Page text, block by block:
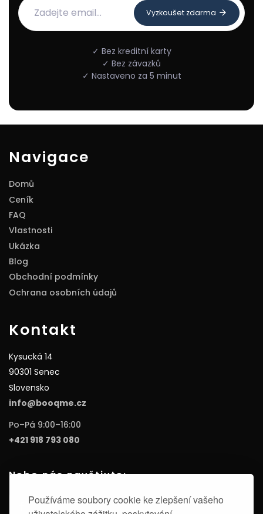
Používáme soubory cookie ke zlepšení vašeho
Vyzkoušet zdarma
✓ Bez kreditní karty
✓ Bez závazků
✓ Nastaveno za 5 minut
Navigace
Domů
Ceník
FAQ
Vlastnosti
Ukázka
Blog
Obchodní podmínky
Ochrana osobních údajů
Kontakt
Kysucká 14
90301 Senec
Slovensko
info@booqme.cz
Po–Pá 9:00–16:00
+421 918 793 080
Nebo nás navštivte: